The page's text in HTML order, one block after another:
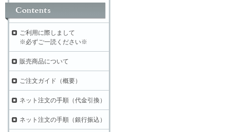
ご利用に際しまして
※必ずご一読ください※
販売商品について
ご注文ガイド（概要）
ネット注文の手順（代金引換）
ネット注文の手順（銀行振込）